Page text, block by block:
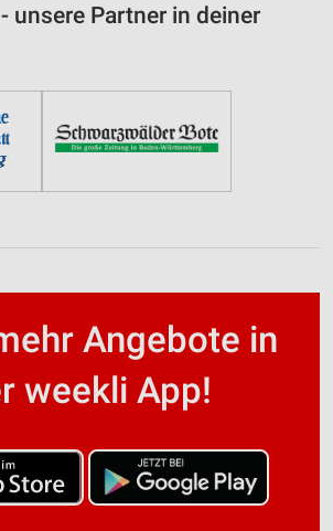
unsere Partner in deiner
Angebote in
weekli App!